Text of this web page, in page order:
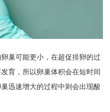
巢可能更小，在超促排卵的过
育，所以卵巢体积会在短时间
迅速增大的过程中则会出现酸